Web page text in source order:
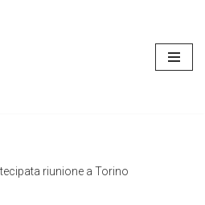
riunione a Torino